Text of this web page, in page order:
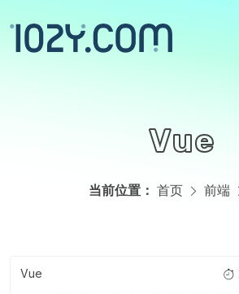
Vue
当前位置： 首页 前端
主页内容
Vue